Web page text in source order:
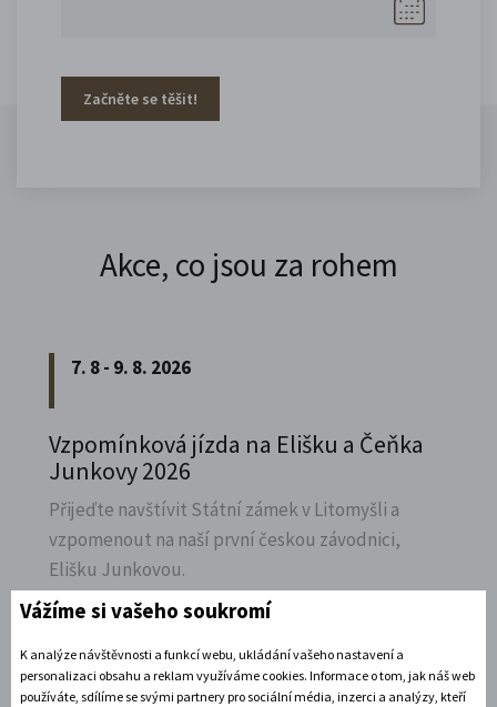
Začněte se těšit!
Akce, co jsou za rohem
7. 8 - 9. 8. 2026
Vzpomínková jízda na Elišku a Čeňka
Junkovy 2026
Přijeďte navštívit Státní zámek v Litomyšli a
vzpomenout na naší první českou závodnici,
Elišku Junkovou.
Rozbalte si další akce
7. 8. 2026
Vážíme si vašeho soukromí
K analýze návštěvnosti a funkcí webu, ukládání vašeho nastavení a
personalizaci obsahu a reklam využíváme cookies. Informace o tom, jak náš web
používáte, sdílíme se svými partnery pro sociální média, inzerci a analýzy, kteří